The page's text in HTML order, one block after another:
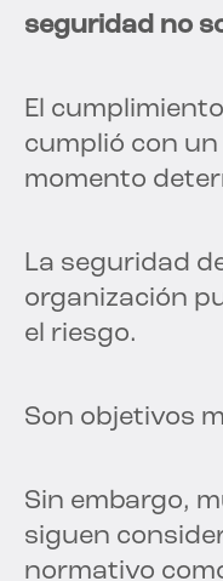
seguridad no
El
cumplió con
momento
La seguridad
organización
el riesgo.
Son objetivos
Sin embargo,
siguen
normativo